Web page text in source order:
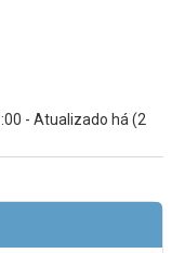
- Atualizado há (2